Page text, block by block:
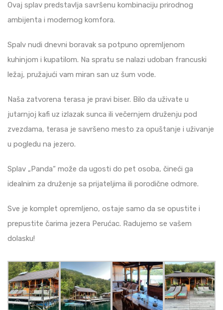
Ovaj splav predstavlja savršenu kombinaciju prirodnog
ambijenta i modernog komfora.
Spalv nudi dnevni boravak sa potpuno opremljenom
kuhinjom i kupatilom. Na spratu se nalazi udoban francuski
ležaj, pružajući vam miran san uz šum vode.
Naša zatvorena terasa je pravi biser. Bilo da uživate u
jutarnjoj kafi uz izlazak sunca ili večernjem druženju pod
zvezdama, terasa je savršeno mesto za opuštanje i uživanje
u pogledu na jezero.
Splav „Panda“ može da ugosti do pet osoba, čineći ga
idealnim za druženje sa prijateljima ili porodične odmore.
Sve je komplet opremljeno, ostaje samo da se opustite i
prepustite čarima jezera Perućac. Radujemo se vašem
dolasku!